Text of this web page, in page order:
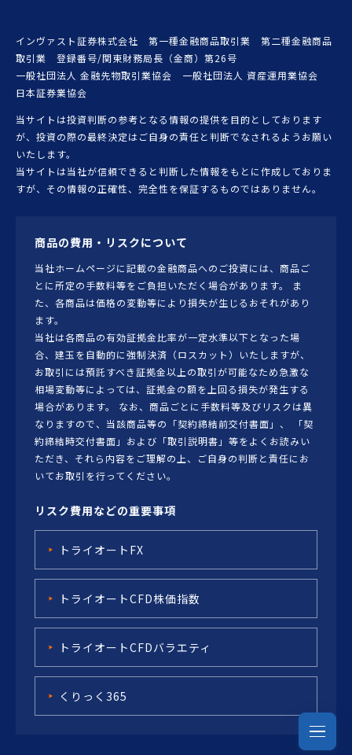
インヴァスト証券株式会社 第一種金融商品取引業 第二種金融商品
取引業 登録番号/関東財務局長（金商）第26号
一般社団法人 金融先物取引業協会 一般社団法人 資産運用業協会
日本証券業協会
当サイトは投資判断の参考となる情報の提供を目的としております
が、投資の際の最終決定はご自身の責任と判断でなされるようお願い
いたします。
当サイトは当社が信頼できると判断した情報をもとに作成しておりま
すが、その情報の正確性、完全性を保証するものではありません。
商品の費用・リスクについて
当社ホームページに記載の金融商品へのご投資には、商品ご
とに所定の手数料等をご負担いただく場合があります。 ま
た、各商品は価格の変動等により損失が生じるおそれがあり
ます。
当社は各商品の有効証拠金比率が一定水準以下となった場
合、建玉を自動的に強制決済（ロスカット）いたしますが、
お取引には預託すべき証拠金以上の取引が可能なため急激な
相場変動等によっては、証拠金の額を上回る損失が発生する
場合があります。 なお、商品ごとに手数料等及びリスクは異
なりますので、当該商品等の「契約締結前交付書面」、 「契
約締結時交付書面」および「取引説明書」等をよくお読みい
ただき、それら内容をご理解の上、ご自身の判断と責任にお
いてお取引を行ってください。
リスク費用などの重要事項
トライオートFX
トライオートCFD株価指数
トライオートCFDバラエティ
くりっく365